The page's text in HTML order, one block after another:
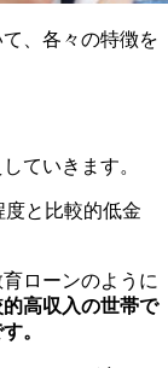
、各々の特徴を
ていきます。
度と比較的低金
ローンのように
的高収入の世帯で
。